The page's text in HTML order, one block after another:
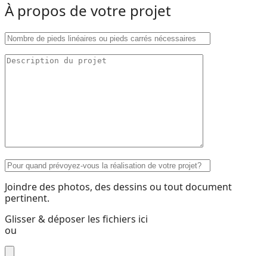
À propos de votre projet
Joindre des photos, des dessins ou tout document
pertinent.
Glisser & déposer les fichiers ici
ou